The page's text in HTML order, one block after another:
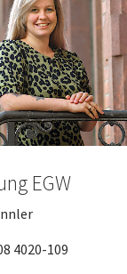
EGW
4020-109